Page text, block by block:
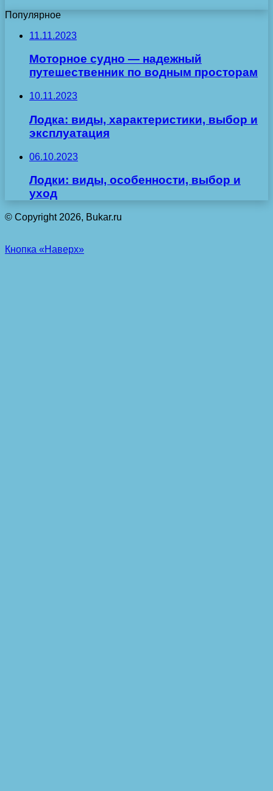
Популярное
11.11.2023
Моторное судно — надежный
путешественник по водным просторам
10.11.2023
Лодка: виды, характеристики, выбор и
эксплуатация
06.10.2023
Лодки: виды, особенности, выбор и
уход
© Copyright 2026, Bukar.ru
Кнопка «Наверх»